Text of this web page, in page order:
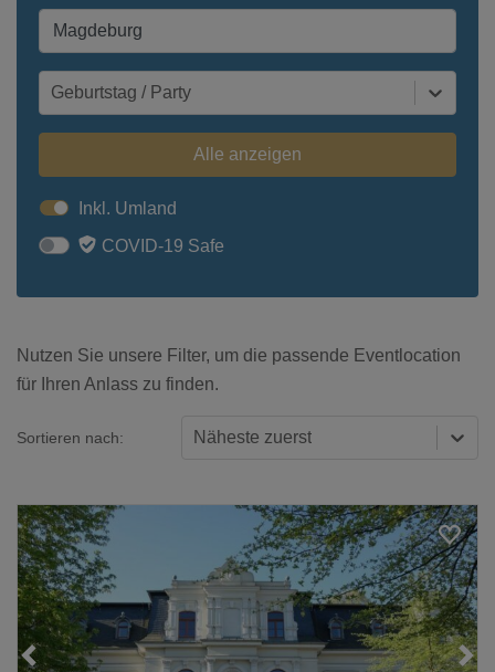
Geburtstag / Party
Alle anzeigen
Inkl. Umland
COVID-19 Safe
Nutzen Sie unsere Filter, um die passende Eventlocation
für Ihren Anlass zu finden.
Sortieren nach: Näheste zuerst
Loading...